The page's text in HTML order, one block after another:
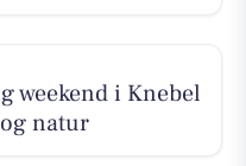
weekend i Knebel
natur